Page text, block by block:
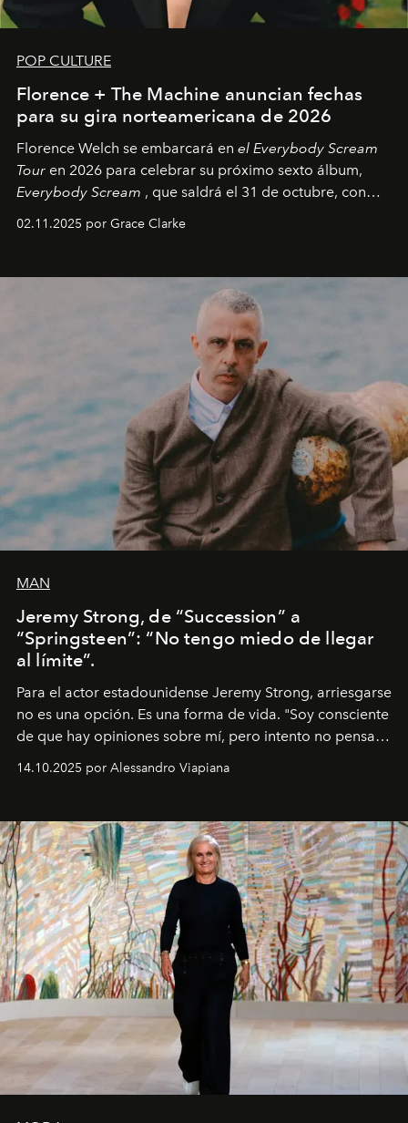
POP CULTURE
Florence + The Machine anuncian fechas
para su gira norteamericana de 2026
Florence Welch se embarcará en el Everybody Scream
Tour en 2026 para celebrar su próximo sexto álbum,
Everybody Scream , que saldrá el 31 de octubre, con
fechas en Norteamérica a partir de abril del próximo
02.11.2025 por Grace Clarke
MAN
Jeremy Strong, de “Succession” a
“Springsteen”: “No tengo miedo de llegar
al límite”.
Para el actor estadounidense Jeremy Strong, arriesgarse
no es una opción. Es una forma de vida. "Soy consciente
de que hay opiniones sobre mí, pero intento no pensar
demasiado en cómo me perciben. Creo que es una
pérdida de tiempo", afirma.
14.10.2025 por Alessandro Viapiana